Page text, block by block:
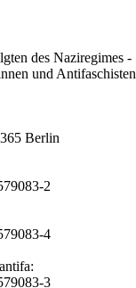
des Naziregimes -
und Antifaschisten
Berlin
2
4
3